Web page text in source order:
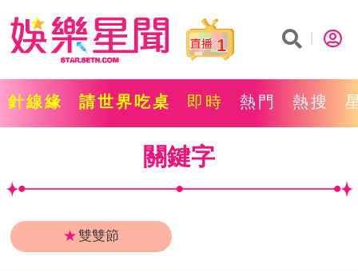
1
針線緣 請世界吃桌 即時 熱門 熱搜
關鍵字
★雙雙節